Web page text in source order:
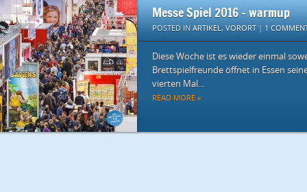
Messe Spiel 2016 – warmup
POSTED IN ARTIKEL, VORORT | 1
Diese Woche ist es wieder einmal
Brettspielfreunde öffnet in Essen
vierten Mal...
READ MORE »